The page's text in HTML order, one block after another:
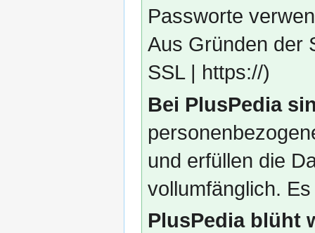
Passworte
Aus Gründen der
SSL | https://)
Bei PlusPedia
und erfüllen die
vollumfänglich.
PlusPedia blüht